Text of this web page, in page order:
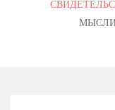
МЫСЛИ